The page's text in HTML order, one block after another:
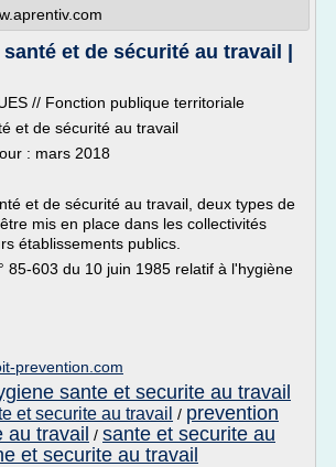
et de sécurité au travail |
// Fonction publique territoriale
et de sécurité au travail
: mars 2018
et de sécurité au travail, deux types de
mis en place dans les collectivités
établissements publics.
85-603 du 10 juin 1985 relatif à l'hygiène
prevention.com
sante et securite au travail
et securite au travail / prevention
au travail / sante et securite au
et securite au travail